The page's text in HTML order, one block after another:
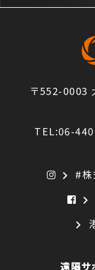
〒552-0003
TEL:06-
chevron_right #
chevron_right
chevron_right
遠隔サ